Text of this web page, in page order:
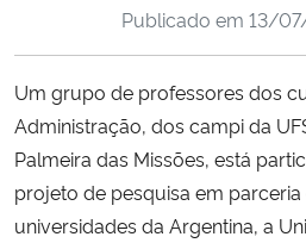
Ministério da Ciência, Tecnologia, Inovações
Ministério do Turismo
Ministério do Desenvolvimento Regional
Publicado em 13/
Um grupo de professores dos
Administração, dos campi da
Palmeira das Missões, está
projeto de pesquisa em
universidades da Argentina, a